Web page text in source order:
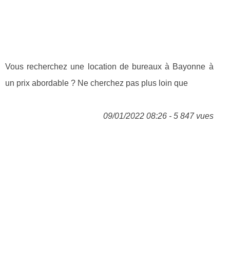
Vous recherchez une location de bureaux à Bayonne à
un prix abordable ? Ne cherchez pas plus loin que
09/01/2022 08:26 - 5 847 vues